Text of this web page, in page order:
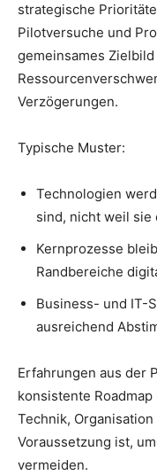
strategische
Pilotversuche und
gemeinsames
Verzögerungen.
Typische Muster:
Technologien
sind, nicht weil
Kernprozesse
Randbereiche
Business- und IT-
ausreichend
Erfahrungen aus der
konsistente
Technik,
Voraussetzung ist,
vermeiden.